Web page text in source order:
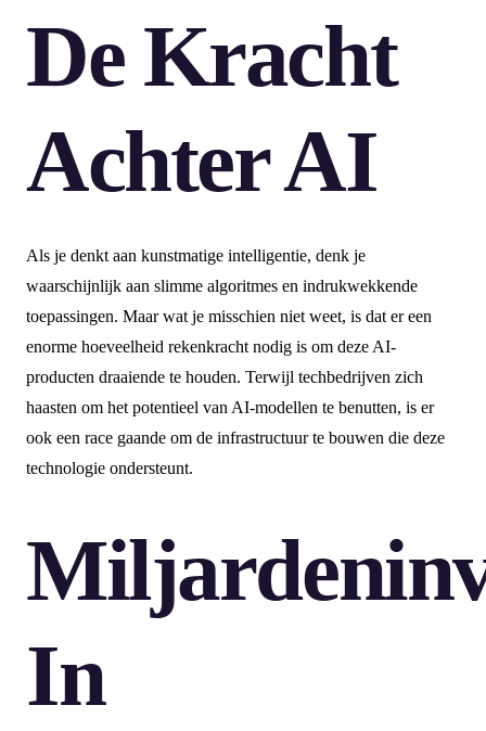
De Kracht
Achter AI
Als je denkt aan kunstmatige intelligentie, denk je
waarschijnlijk aan slimme algoritmes en indrukwekkende
toepassingen. Maar wat je misschien niet weet, is dat er een
enorme hoeveelheid rekenkracht nodig is om deze AI-
producten draaiende te houden. Terwijl techbedrijven zich
haasten om het potentieel van AI-modellen te benutten, is er
ook een race gaande om de infrastructuur te bouwen die deze
technologie ondersteunt.
In